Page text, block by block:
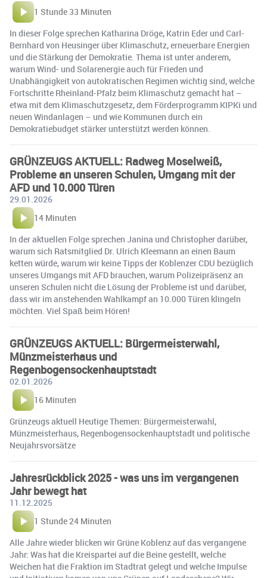
1 Stunde 33 Minuten
In dieser Folge sprechen Katharina Dröge, Katrin Eder und Carl-
Bernhard von Heusinger über Klimaschutz, erneuerbare Energien
und die Stärkung der Demokratie. Thema ist unter anderem,
warum Wind- und Solarenergie auch für Frieden und
Unabhängigkeit von autokratischen Regimen wichtig sind, welche
Fortschritte Rheinland-Pfalz beim Klimaschutz gemacht hat –
etwa mit dem Klimaschutzgesetz, dem Förderprogramm KIPKi und
neuen Windanlagen – und wie Kommunen durch ein
Demokratiebudget stärker unterstützt werden können.
GRÜNZEUGS AKTUELL: Radweg Moselweiß,
Probleme an unseren Schulen, Umgang mit der
AFD und 10.000 Türen
29.01.2026
14 Minuten
In der aktuellen Folge sprechen Janina und Christopher darüber,
warum sich Ratsmitglied Dr. Ulrich Kleemann an einen Baum
ketten würde, warum wir keine Tipps der Koblenzer CDU bezüglich
unseres Umgangs mit AFD brauchen, warum Polizeipräsenz an
unseren Schulen nicht die Lösung der Probleme ist und darüber,
dass wir im anstehenden Wahlkampf an 10.000 Türen klingeln
möchten. Viel Spaß beim Hören!
GRÜNZEUGS AKTUELL: Bürgermeisterwahl,
Münzmeisterhaus und
Regenbogensockenhauptstadt
02.01.2026
16 Minuten
Grünzeugs aktuell Heutige Themen: Bürgermeisterwahl,
Münzmeisterhaus, Regenbogensockenhauptstadt und politische
Neujahrsvorsätze
Jahresrückblick 2025 - was uns im vergangenen
Jahr bewegt hat
11.12.2025
1 Stunde 24 Minuten
Alle Jahre wieder blicken wir Grüne Koblenz auf das vergangene
Jahr: Was hat die Kreispartei auf die Beine gestellt, welche
Weichen hat die Fraktion im Stadtrat gelegt und welche Impulse